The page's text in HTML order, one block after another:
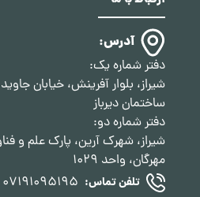
آدرس:
دفتر شماره یک:
ساختمان دیرباز
دفتر شماره دو:
شیراز، شهرک آرین، پارک علم و
مهرگان، واحد 1029
تلفن تماس: 07191095195